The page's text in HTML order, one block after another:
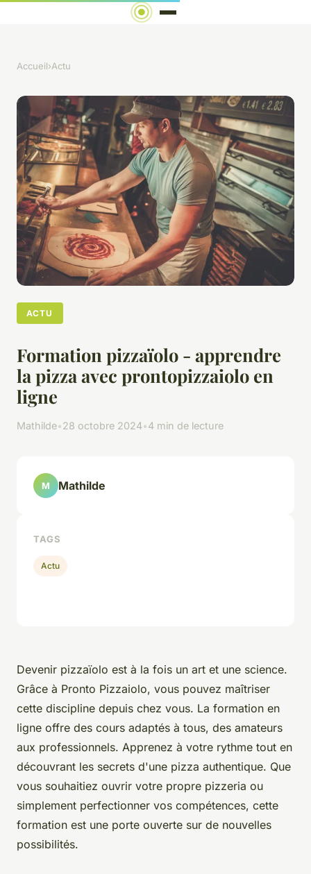
Accueil›Actu
ACTU
Formation pizzaïolo - apprendre
la pizza avec prontopizzaiolo en
ligne
Mathilde•28 octobre 2024•4 min de lecture
Devenir pizzaïolo est à la fois un art et une science.
Grâce à Pronto Pizzaiolo, vous pouvez maîtriser
cette discipline depuis chez vous. La formation en
ligne offre des cours adaptés à tous, des amateurs
aux professionnels. Apprenez à votre rythme tout en
découvrant les secrets d'une pizza authentique. Que
vous souhaitiez ouvrir votre propre pizzeria ou
simplement perfectionner vos compétences, cette
formation est une porte ouverte sur de nouvelles
possibilités.
M Mathilde
TAGS
Actu